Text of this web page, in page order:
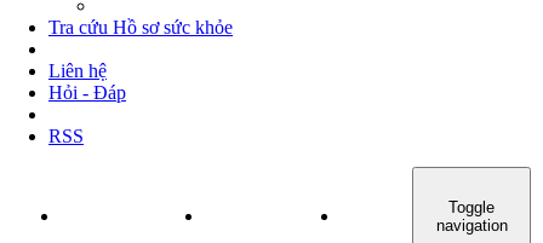
Tra cứu Hồ sơ sức khỏe
Liên hệ
Hỏi - Đáp
RSS
TIN TỨC - SỰ KIỆN
Toggle
navigation